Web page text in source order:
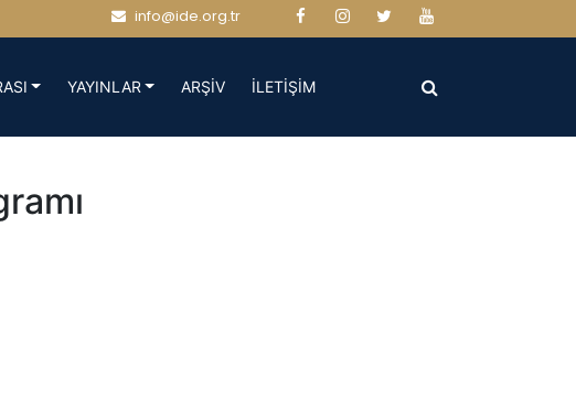
info@ide.org.tr
YAYINLAR ARŞİV(CURRENT)
İLETİŞİM(CURRENT)